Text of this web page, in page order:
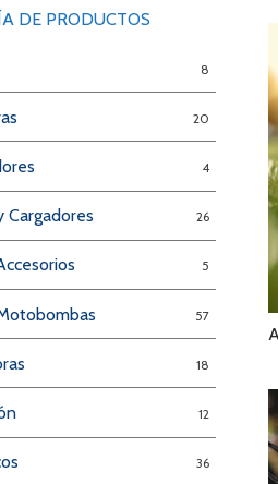
DE PRODUCTOS
8
20
4
Cargadores 26
5
57
18
12
36